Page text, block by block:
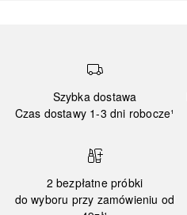
Szybka dostawa
Czas dostawy 1-3 dni robocze¹
2 bezpłatne próbki
do wyboru przy zamówieniu od